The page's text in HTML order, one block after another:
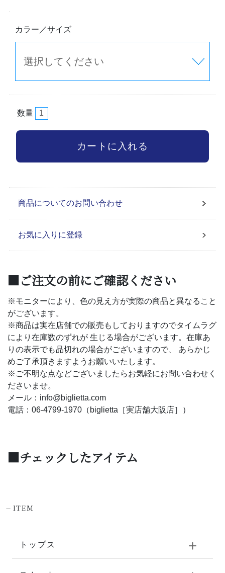
カラー／サイズ
数量
商品についてのお問い合わせ
お気に入りに登録
■ご注文の前にご確認ください
※モニターにより、色の見え方が実際の商品と異なること
がございます。
※商品は実在店舗での販売もしておりますのでタイムラグ
により在庫数のずれが 生じる場合がございます。在庫あ
りの表示でも品切れの場合がございますので、 あらかじ
めご了承頂きますようお願いいたします。
※ご不明な点などございましたらお気軽にお問い合わせく
ださいませ。
メール：info@biglietta.com
電話：06-4799-1970（biglietta［実店舗大阪店］）
■チェックしたアイテム
-ITEM
トップス